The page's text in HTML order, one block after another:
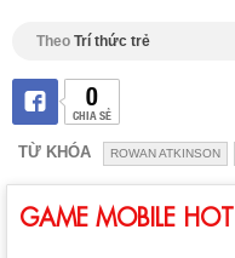
Theo Trí thức trẻ
0
CHIA SẺ
TỪ KHÓA ROWAN ATKINSON
GAME MOBILE HOT